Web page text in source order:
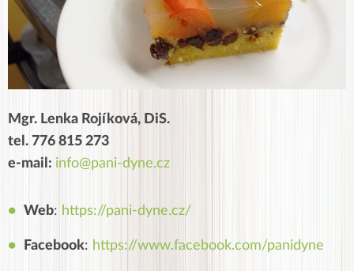
Mgr. Lenka Rojíková, DiS.
tel. 776 815 273
e-mail: info@pani-dyne.cz
Web: https://pani-dyne.cz/
Facebook: https://www.facebook.com/panidyne